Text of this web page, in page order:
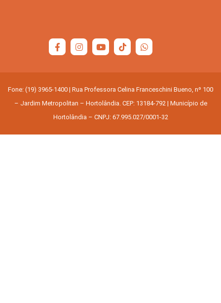
Fone: (19) 3965-1400 | Rua Professora Celina Franceschini Bueno, nº 100
– Jardim Metropolitan – Hortolândia. CEP: 13184-792 | Município de
Hortolândia – CNPJ: 67.995.027/0001-32